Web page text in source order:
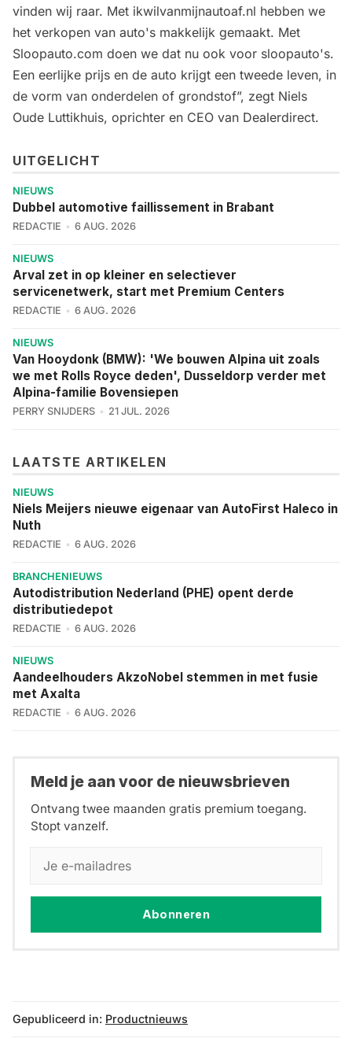
vinden wij raar. Met ikwilvanmijnautoaf.nl hebben we
het verkopen van auto's makkelijk gemaakt. Met
Sloopauto.com doen we dat nu ook voor sloopauto's.
Een eerlijke prijs en de auto krijgt een tweede leven, in
de vorm van onderdelen of grondstof”, zegt Niels
Oude Luttikhuis, oprichter en CEO van Dealerdirect.
UITGELICHT
NIEUWS
Dubbel automotive faillissement in Brabant
REDACTIE 6 AUG. 2026
NIEUWS
Arval zet in op kleiner en selectiever
servicenetwerk, start met Premium Centers
REDACTIE 6 AUG. 2026
NIEUWS
Van Hooydonk (BMW): 'We bouwen Alpina uit zoals
we met Rolls Royce deden', Dusseldorp verder met
Alpina-familie Bovensiepen
PERRY SNIJDERS 21 JUL. 2026
LAATSTE ARTIKELEN
NIEUWS
Niels Meijers nieuwe eigenaar van AutoFirst Haleco in
Nuth
REDACTIE 6 AUG. 2026
BRANCHENIEUWS
Autodistribution Nederland (PHE) opent derde
distributiedepot
REDACTIE 6 AUG. 2026
NIEUWS
Aandeelhouders AkzoNobel stemmen in met fusie
met Axalta
REDACTIE 6 AUG. 2026
Meld je aan voor de nieuwsbrieven
Ontvang twee maanden gratis premium toegang.
Stopt vanzelf.
Abonneren
Gepubliceerd in: Productnieuws